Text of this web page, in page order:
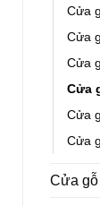
Cửa
Cửa
Cửa
Cửa
Cửa
Cửa
Cửa gỗ